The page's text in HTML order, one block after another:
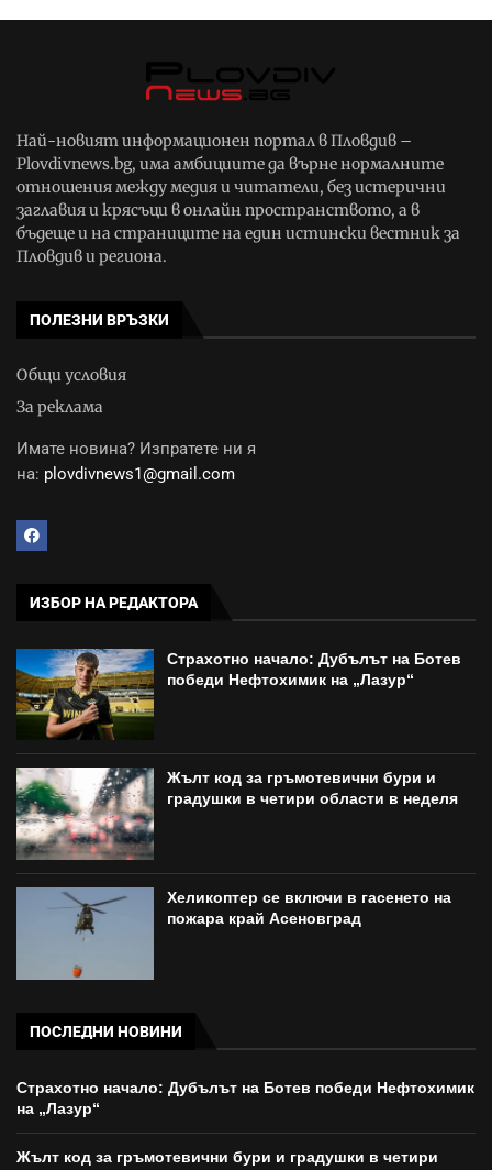
Най-новият информационен портал в Пловдив –
Plovdivnews.bg, има амбициите да върне нормалните
отношения между медия и читатели, без истерични
заглавия и крясъци в онлайн пространството, а в
бъдеще и на страниците на един истински вестник за
Пловдив и региона.
ПОЛЕЗНИ ВРЪЗКИ
Общи условия
За реклама
Имате новина? Изпратете ни я
на: plovdivnews1@gmail.com
ИЗБОР НА РЕДАКТОРА
Страхотно начало: Дубълът на Ботев
победи Нефтохимик на „Лазур“
Жълт код за гръмотевични бури и
градушки в четири области в неделя
Хеликоптер се включи в гасенето на
пожара край Асеновград
ПОСЛЕДНИ НОВИНИ
Страхотно начало: Дубълът на Ботев победи Нефтохимик
на „Лазур“
Жълт код за гръмотевични бури и градушки в четири